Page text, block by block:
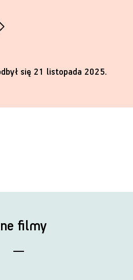
się 21 listopada 2025.
filmy